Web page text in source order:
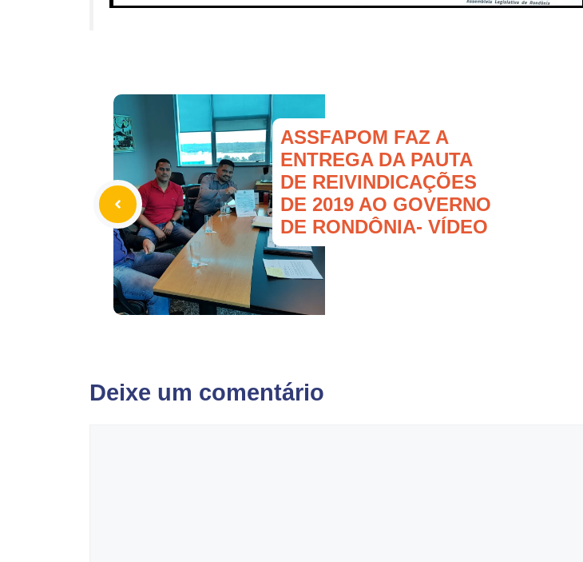
ASSFAPOM FAZ A
ENTREGA DA PAUTA
DE REIVINDICAÇÕES
DE 2019 AO GOVERNO
DE RONDÔNIA- VÍDEO
Deixe um comentário